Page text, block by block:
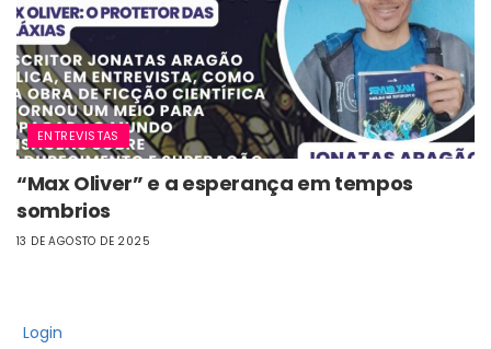
ENTREVISTAS
“Max Oliver” e a esperança em tempos
sombrios
13 DE AGOSTO DE 2025
Login